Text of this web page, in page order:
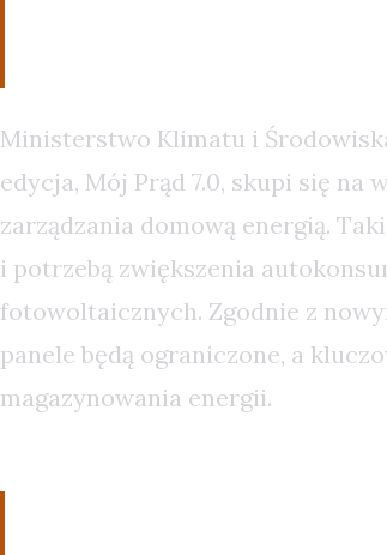
Ministerstwo Klimatu i
edycja, Mój Prąd 7.0, skupi się
zarządzania domową energią.
i potrzebą zwiększenia
fotowoltaicznych. Zgodnie z
panele będą ograniczone, a
magazynowania energii.